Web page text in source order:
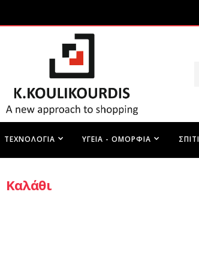
ΤΕΧΝΟΛΟΓΊΑ ΥΓΕΊΑ - ΟΜΟΡΦΙΆ
Καλάθι